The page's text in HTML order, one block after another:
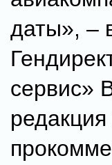
даты», –
сервис»